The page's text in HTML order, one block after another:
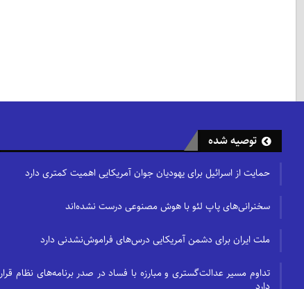
توصیه شده
حمایت از اسرائیل برای یهودیان جوان آمریکایی اهمیت کمتری دارد
سخنرانی‌های پاپ لئو با هوش مصنوعی درست نشده‌اند
ملت ایران برای دشمن آمریکایی درس‌های فراموش‌نشدنی دارد
تداوم مسیر عدالت‌گستری و مبارزه با فساد در صدر برنامه‌های نظام قرار